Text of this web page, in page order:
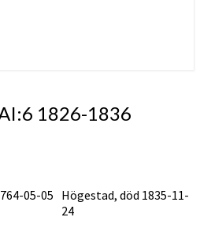
1826-1836
05-05 Högestad, död 1835-11-
24